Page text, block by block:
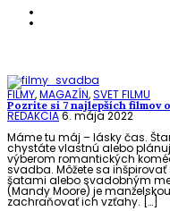
FILMY,MAGAZÍN,SVET FILMU
Pozrite si 7 najlepších filmov
REDAKCIA6. mája 2022
Máme tu máj – lásky čas.
chystáte vlastnú alebo
výberom romantických
svadba. Môžete sa
šatami alebo svadobným
(Mandy Moore) je
zachraňovať ich vzťahy. […]